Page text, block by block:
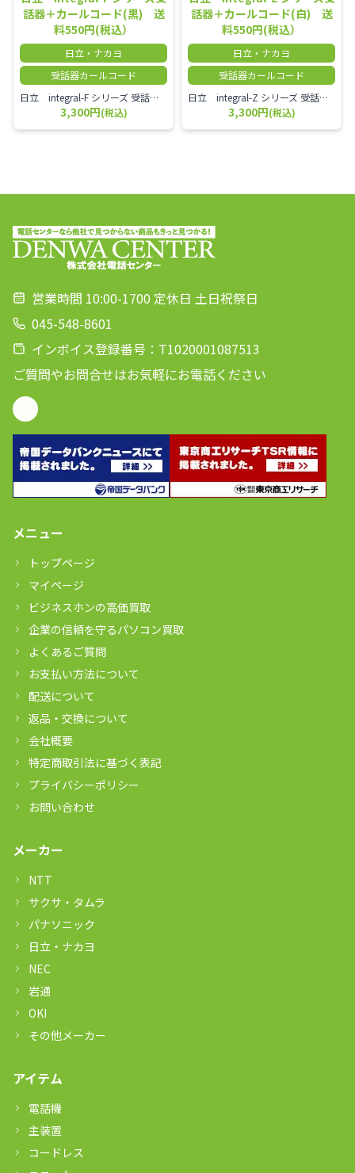
話器＋カールコード(黒) 送
料550円(税込）
日立・ナカヨ
受話器カールコード
日立 integral-F シリーズ 受話器＋カールコード セット（白）／本商品は中古品となります。 写真では分かりにくいキズ・汚れなどの使用感があります。 経年変化で日焼けの色味が強くなる場合がございます。 予めご理解・ご了承頂きますようお願いいたします。
3,300円(税込)
話器＋カールコード(白) 送
料550円(税込）
日立・ナカヨ
受話器カールコード
日立 integral-Z シリーズ 受話器＋カールコード セット（白）／本商品は中古品となります。 写真では分かりにくいキズ・汚れなどの使用感があります。 経年変化で日焼けの色味が強くなる場合がございます。 予めご理解・ご了承頂きますようお願いいたします。
3,300円(税込)
営業時間 10:00-1700 定休日 土日祝祭日
045-548-8601
インボイス登録番号：T1020001087513
ご質問やお問合せはお気軽にお電話ください
メニュー
トップページ
マイページ
ビジネスホンの高価買取
企業の信頼を守るパソコン買取
よくあるご質問
お支払い方法について
配送について
返品・交換について
会社概要
特定商取引法に基づく表記
プライバシーポリシー
お問い合わせ
メーカー
NTT
サクサ・タムラ
パナソニック
日立・ナカヨ
NEC
岩通
OKI
その他メーカー
アイテム
電話機
主装置
コードレス